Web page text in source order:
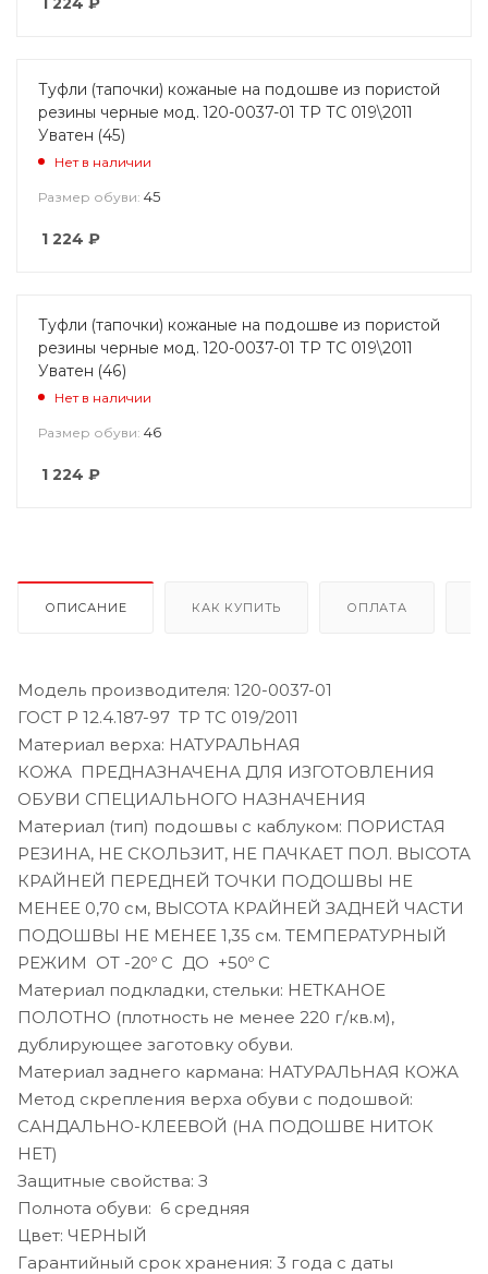
Туфли (тапочки) кожаные на подошве из пористой
резины черные мод. 120-0037-01 ТР ТС 019\2011
Уватен (45)
Нет в наличии
Размер обуви: 45
1 224 ₽
Туфли (тапочки) кожаные на подошве из пористой
резины черные мод. 120-0037-01 ТР ТС 019\2011
Уватен (46)
Нет в наличии
Размер обуви: 46
1 224 ₽
ОПИСАНИЕ КАК КУПИТЬ ОПЛАТА
Модель производителя: 120-0037-01
ГОСТ Р 12.4.187-97 ТР ТС 019/2011
Материал верха: НАТУРАЛЬНАЯ
КОЖА ПРЕДНАЗНАЧЕНА ДЛЯ ИЗГОТОВЛЕНИЯ
ОБУВИ СПЕЦИАЛЬНОГО НАЗНАЧЕНИЯ
Материал (тип) подошвы с каблуком: ПОРИСТАЯ
РЕЗИНА, НЕ СКОЛЬЗИТ, НЕ ПАЧКАЕТ ПОЛ. ВЫСОТА
КРАЙНЕЙ ПЕРЕДНЕЙ ТОЧКИ ПОДОШВЫ НЕ
МЕНЕЕ 0,70 см, ВЫСОТА КРАЙНЕЙ ЗАДНЕЙ ЧАСТИ
ПОДОШВЫ НЕ МЕНЕЕ 1,35 см. ТЕМПЕРАТУРНЫЙ
РЕЖИМ ОТ -20º С ДО +50º С
Материал подкладки, стельки: НЕТКАНОЕ
ПОЛОТНО (плотность не менее 220 г/кв.м),
дублирующее заготовку обуви.
Материал заднего кармана: НАТУРАЛЬНАЯ КОЖА
Метод скрепления верха обуви с подошвой:
САНДАЛЬНО-КЛЕЕВОЙ (НА ПОДОШВЕ НИТОК
НЕТ)
Защитные свойства: З
Полнота обуви: 6 средняя
Цвет: ЧЕРНЫЙ
Гарантийный срок хранения: 3 года с даты